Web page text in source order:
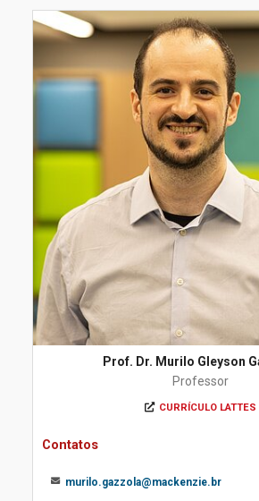
Prof. Dr. Murilo Gleyson
Professor
CURRÍCULO LATTES
Contatos
murilo.gazzola@mackenzie.br